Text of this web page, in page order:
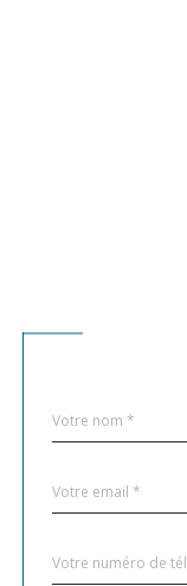
par
*
*
*